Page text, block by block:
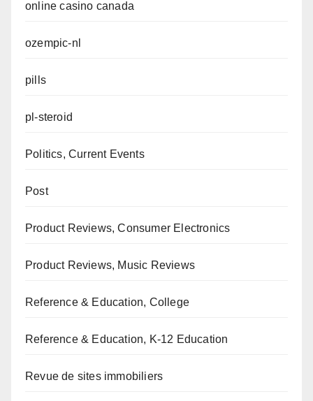
online casino canada
ozempic-nl
pills
pl-steroid
Politics, Current Events
Post
Product Reviews, Consumer Electronics
Product Reviews, Music Reviews
Reference & Education, College
Reference & Education, K-12 Education
Revue de sites immobiliers